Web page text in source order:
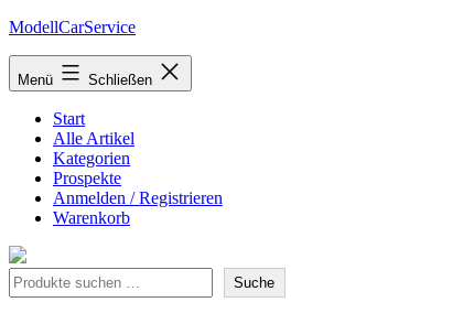
Zum
springen
ModellCarService
Menü Schließen
Start
Alle Artikel
Kategorien
Prospekte
Anmelden / Registrieren
Warenkorb
Suche Suche